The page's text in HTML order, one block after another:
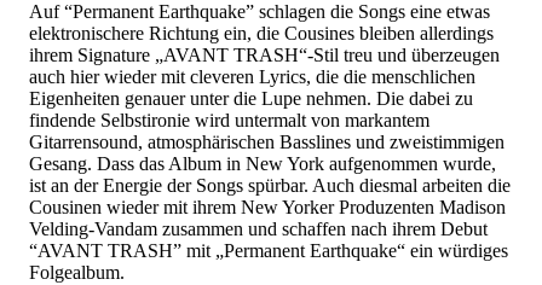
Auf“PermanentEarthquake”schlagendieSongseineetwas
elektronischereRichtungein,dieCousinesbleibenallerdings
ihremSignature„AVANTTRASH“-Stiltreuundüberzeugen
auchhierwiedermitcleverenLyrics,diediemenschlichen
EigenheitengenauerunterdieLupenehmen.Diedabeizu
findendeSelbstironiewirduntermaltvonmarkantem
Gitarrensound,atmosphärischenBasslinesundzweistimmigen
Gesang.DassdasAlbuminNewYorkaufgenommenwurde,
istanderEnergiederSongsspürbar.Auchdiesmalarbeitendie
CousinenwiedermitihremNewYorkerProduzentenMadison
Velding-VandamzusammenundschaffennachihremDebut
“AVANTTRASH”mit„PermanentEarthquake“einwürdiges
Folgealbum.